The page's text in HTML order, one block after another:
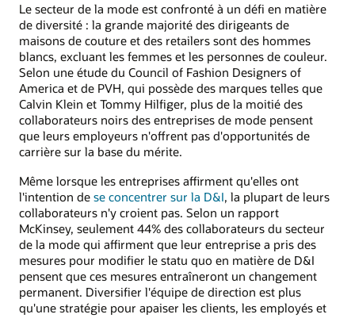
Le secteur de la mode est confronté à un défi en matière
de diversité : la grande majorité des dirigeants de
maisons de couture et des retailers sont des hommes
blancs, excluant les femmes et les personnes de couleur.
Selon une étude du Council of Fashion Designers of
America et de PVH, qui possède des marques telles que
Calvin Klein et Tommy Hilfiger, plus de la moitié des
collaborateurs noirs des entreprises de mode pensent
que leurs employeurs n'offrent pas d'opportunités de
carrière sur la base du mérite.
Même lorsque les entreprises affirment qu'elles ont
l'intention de se concentrer sur la D&I, la plupart de leurs
collaborateurs n'y croient pas. Selon un rapport
McKinsey, seulement 44% des collaborateurs du secteur
de la mode qui affirment que leur entreprise a pris des
mesures pour modifier le statu quo en matière de D&I
pensent que ces mesures entraîneront un changement
permanent. Diversifier l'équipe de direction est plus
qu'une stratégie pour apaiser les clients, les employés et